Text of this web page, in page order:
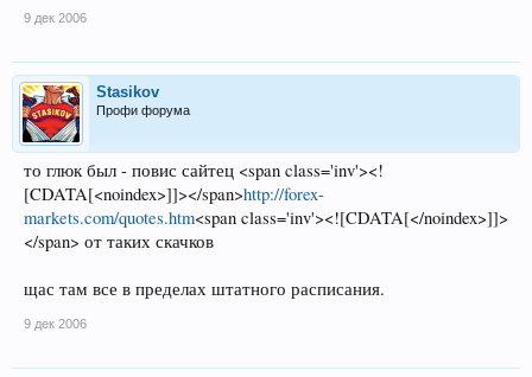
9 дек 2006
Stasikov
Профи форума
то глюк был - повис сайтец <span class='inv'><!
[CDATA[<noindex>]]></span>http://forex-
markets.com/quotes.htm<span class='inv'><![CDATA[</noindex>]]>
</span> от таких скачков
щас там все в пределах штатного расписания.
9 дек 2006